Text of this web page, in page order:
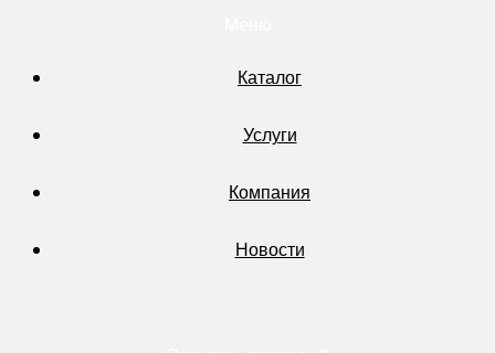
Каталог
Услуги
Компания
Новости